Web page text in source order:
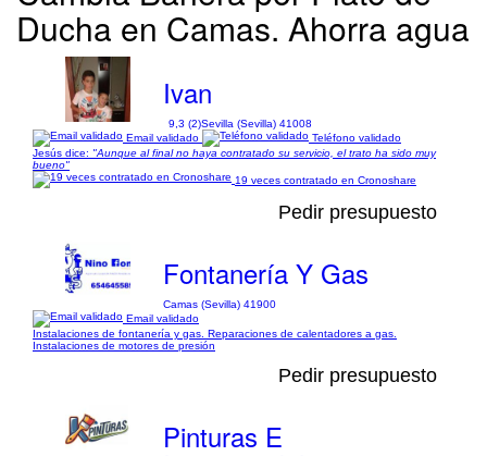
Ducha en Camas. Ahorra agua
Ivan
9,3 (2)Sevilla (Sevilla) 41008
Email validado
Teléfono validado
Jesús dice: "Aunque al final no haya contratado su servicio, el trato ha sido muy
bueno"
19 veces contratado en Cronoshare
Pedir presupuesto
Fontanería Y Gas
Camas (Sevilla) 41900
Email validado
Instalaciones de fontanería y gas. Reparaciones de calentadores a gas.
Instalaciones de motores de presión
Pedir presupuesto
Pinturas E